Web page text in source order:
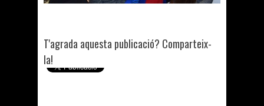
T'agrada aquesta publicació? Comparteix-
la!